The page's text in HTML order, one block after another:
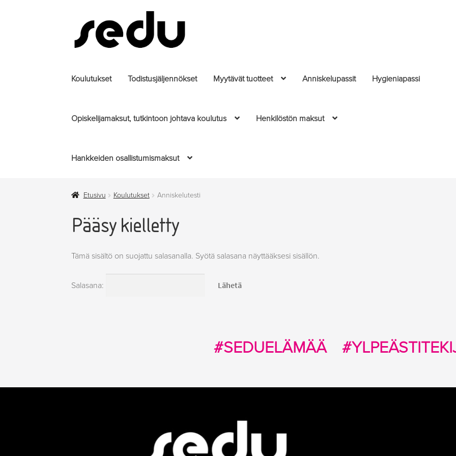
Siirry
navigointiin
Siirry
sisältöön
Koulutukset Todistusjäljennökset Myytävät tuotteet Anniskelupassit Hygieniapassi
Opiskelijamaksut, tutkintoon johtava koulutus Henkilöstön maksut
Hankkeiden osallistumismaksut
Etusivu Koulutukset Anniskelutesti
Pääsy kielletty
Tämä sisältö on suojattu salasanalla. Syötä salasana näyttääksesi sisällön.
Salasana:
#SEDUELÄMÄÄ